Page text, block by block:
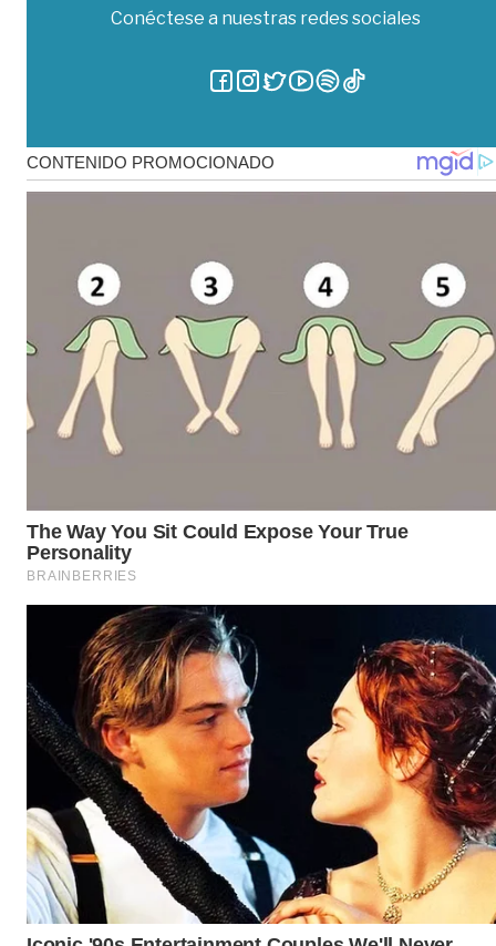
Conéctese a nuestras redes sociales